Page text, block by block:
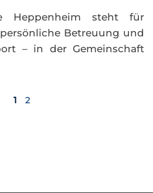
Heppenheim steht für
Betreuung und
– in der Gemeinschaft
1 2